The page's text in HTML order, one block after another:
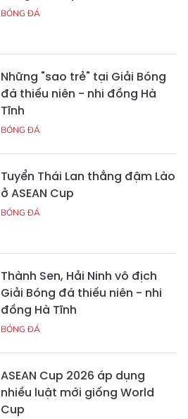
BÓNG ĐÁ
Những "sao trẻ" tại Giải Bóng
đá thiếu niên - nhi đồng Hà
Tĩnh
BÓNG ĐÁ
Tuyển Thái Lan thắng đậm Lào
ở ASEAN Cup
BÓNG ĐÁ
Thành Sen, Hải Ninh vô địch
Giải Bóng đá thiếu niên - nhi
đồng Hà Tĩnh
BÓNG ĐÁ
ASEAN Cup 2026 áp dụng
nhiều luật mới giống World
Cup